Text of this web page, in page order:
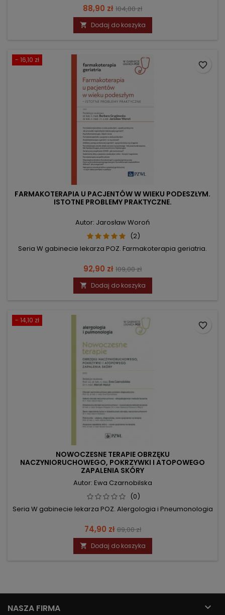
Cena
88,90 zł Cena
podstawowa
104,00 zł
 Dodaj do koszyka
- 16,10 zł
FARMAKOTERAPIA U PACJENTÓW W WIEKU PODESZŁYM.
ISTOTNE PROBLEMY PRAKTYCZNE.
Autor: Jarosław Woroń
(2)
Seria W gabinecie lekarza POZ. Farmakoterapia geriatria.
Cena
92,90 zł Cena
podstawowa
109,00 zł
 Dodaj do koszyka
favorite_border
- 14,10 zł
NOWOCZESNE TERAPIE OBRZĘKU
NACZYNIORUCHOWEGO, POKRZYWKI I ATOPOWEGO
ZAPALENIA SKÓRY
Autor: Ewa Czarnobilska
(0)
Seria W gabinecie lekarza POZ. Alergologia i Pneumonologia
Cena
74,90 zł Cena
podstawowa
89,00 zł
 Dodaj do koszyka
favorite_border
NASZA FIRMA 